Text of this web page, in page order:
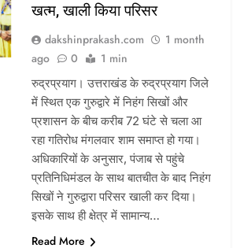
खत्म, खाली किया परिसर
dakshinprakash.com
1 month
ago
0 1 min
रुद्रप्रयाग। उत्तराखंड के रुद्रप्रयाग जिले
में स्थित एक गुरुद्वारे में निहंग सिखों और
प्रशासन के बीच करीब 72 घंटे से चला आ
रहा गतिरोध मंगलवार शाम समाप्त हो गया।
अधिकारियों के अनुसार, पंजाब से पहुंचे
प्रतिनिधिमंडल के साथ बातचीत के बाद निहंग
सिखों ने गुरुद्वारा परिसर खाली कर दिया।
इसके साथ ही क्षेत्र में सामान्य…
Read More